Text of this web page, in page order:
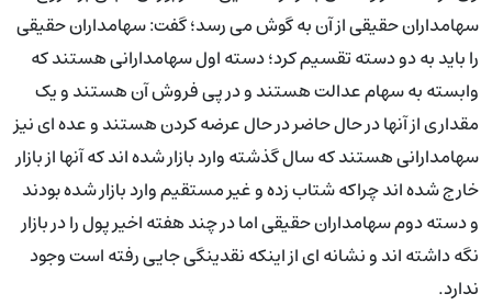
سهامداران حقیقی از آن به گوش می رسد؛ گفت: سهامداران حقیقی
را باید به دو دسته تقسیم کرد؛ دسته اول سهامدارانی هستند که
وابسته به سهام عدالت هستند و در پی فروش آن هستند و یک
مقداری از آنها در حال حاضر در حال عرضه کردن هستند و عده ای نیز
سهامدارانی هستند که سال گذشته وارد بازار شده اند که آنها از بازار
خارج شده اند چراکه شتاب زده و غیر مستقیم وارد بازار شده بودند
و دسته دوم سهامداران حقیقی اما در چند هفته اخیر پول را در بازار
نگه داشته اند و نشانه ای از اینکه نقدینگی جایی رفته است وجود
ندارد.